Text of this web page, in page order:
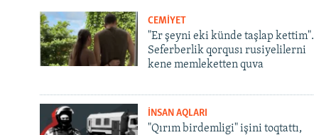
CEMİYET
"Er şeyni eki künde taşlap kettim".
Seferberlik qorqusı rusiyelilerni
kene memleketten quva
İNSAN AQLARI
"Qırım birdemligi" işini toqtattı,